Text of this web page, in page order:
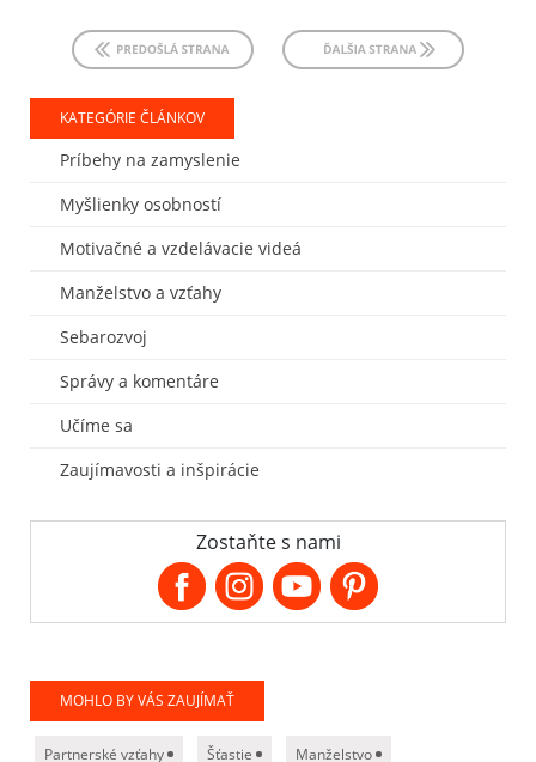
KATEGÓRIE ČLÁNKOV
Príbehy na zamyslenie
Myšlienky osobností
Motivačné a vzdelávacie videá
Manželstvo a vzťahy
Sebarozvoj
Správy a komentáre
Učíme sa
Zaujímavosti a inšpirácie
Zostaňte s nami
MOHLO BY VÁS ZAUJÍMAŤ
Partnerské vzťahy Šťastie Manželstvo